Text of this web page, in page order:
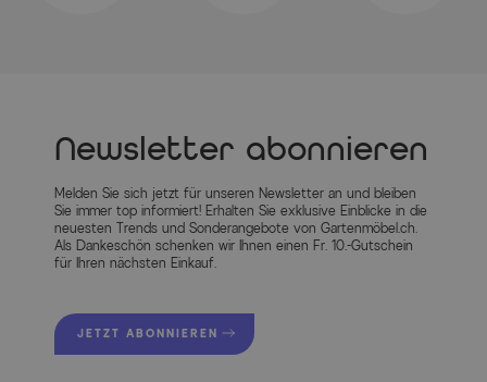
Newsletter abonnieren
Melden Sie sich jetzt für unseren Newsletter an und bleiben
Sie immer top informiert! Erhalten Sie exklusive Einblicke in die
neuesten Trends und Sonderangebote von Gartenmöbel.ch.
Als Dankeschön schenken wir Ihnen einen Fr. 10.-Gutschein
für Ihren nächsten Einkauf.
JETZT ABONNIEREN